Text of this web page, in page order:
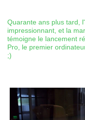
Quarante ans plus tard,
impressionnant, et la
témoigne le lancement
Pro, le premier
;)